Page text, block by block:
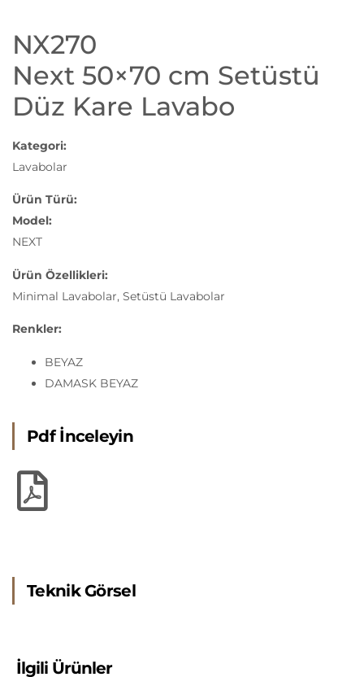
NX270
Next 50×70 cm Setüstü
Düz Kare Lavabo
Kategori:
Lavabolar
Ürün Türü:
Model:
NEXT
Ürün Özellikleri:
Minimal Lavabolar, Setüstü Lavabolar
Renkler:
BEYAZ
DAMASK BEYAZ
Pdf İnceleyin
Teknik Görsel
İlgili Ürünler